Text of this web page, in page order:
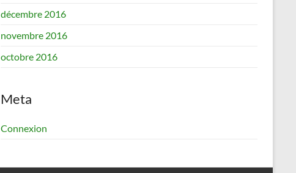
décembre 2016
novembre 2016
octobre 2016
Meta
Connexion